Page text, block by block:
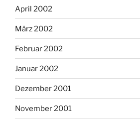
April 2002
März 2002
Februar 2002
Januar 2002
Dezember 2001
November 2001